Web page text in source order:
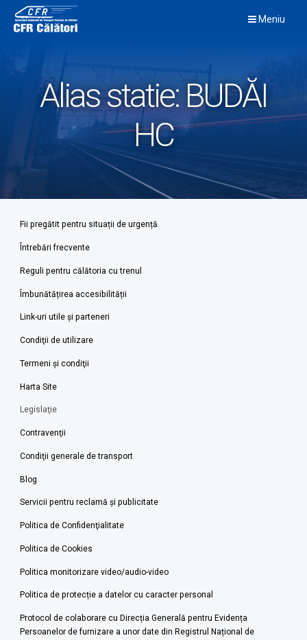
content
Meniu
Alias statie:BUDĂI
HC
Fii pregătit pentru situații de urgență
Întrebări frecvente
Reguli pentru călătoria cu trenul
Îmbunătățirea accesibilității
Link-uri utile şi parteneri
Condiţii de utilizare
Termeni şi condiţii
Harta Site
Legislaţie
Contravenţii
Condiţii generale de transport
Blog
Servicii pentru reclamă și publicitate
Politica de Confidenţialitate
Politica de Cookies
Politica monitorizare video/audio-video
Politica de protecție a datelor cu caracter personal
Protocol de colaborare cu Direcția Generală pentru Evidența
Persoanelor de furnizare a unor date din Registrul Național de